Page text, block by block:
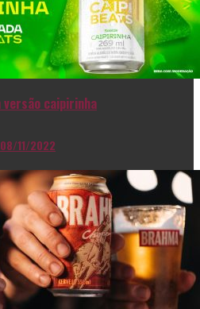
versão caipirinha
08/11/2022